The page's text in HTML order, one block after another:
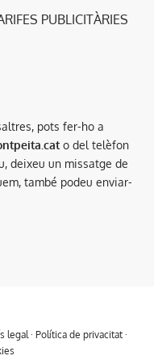
PUBLICITÀRIES
pots fer-ho a
o del telèfon
deixeu un missatge de
també podeu enviar-
legal· Política de privacitat·